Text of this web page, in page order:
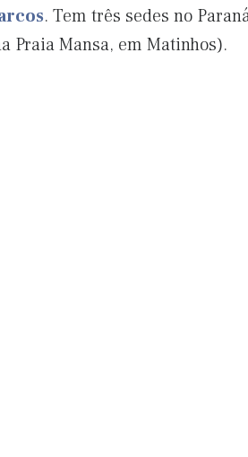
. Tem três sedes no
Praia Mansa, em Matinhos).